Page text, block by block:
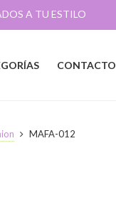
A TU ESTILO
CONTACTO
MAFA-012